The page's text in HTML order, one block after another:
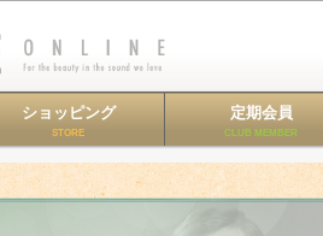
ショッピング
STORE
定期会員
CLUB MEMBER